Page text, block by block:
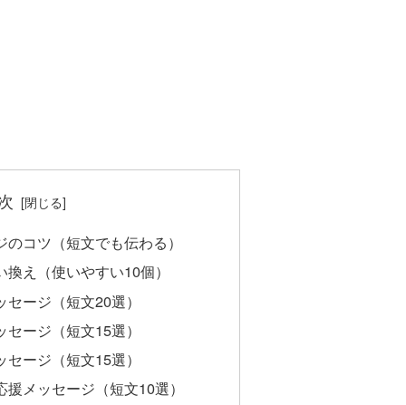
コツ（短文でも伝わる）
え（使いやすい10個）
ージ（短文20選）
ージ（短文15選）
ージ（短文15選）
メッセージ（短文10選）